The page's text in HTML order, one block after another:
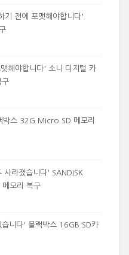
기 전에 포맷해야합니다'
해야합니다' 소니 디지털 카
구
박스 32G Micro SD 메모리
사라졌습니다' SANDISK
메모리 복구
니다' 블랙박스 16GB SD카